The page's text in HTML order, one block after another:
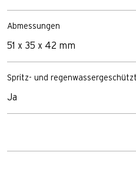
Abmessungen
51 x 35 x 42 mm
Spritz- und regenwassergeschützt
Ja